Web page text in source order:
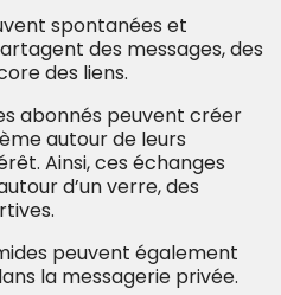
spontanées et
des messages, des
des liens.
abonnés peuvent créer
autour de leurs
Ainsi, ces échanges
d’un verre, des
peuvent également
la messagerie privée.